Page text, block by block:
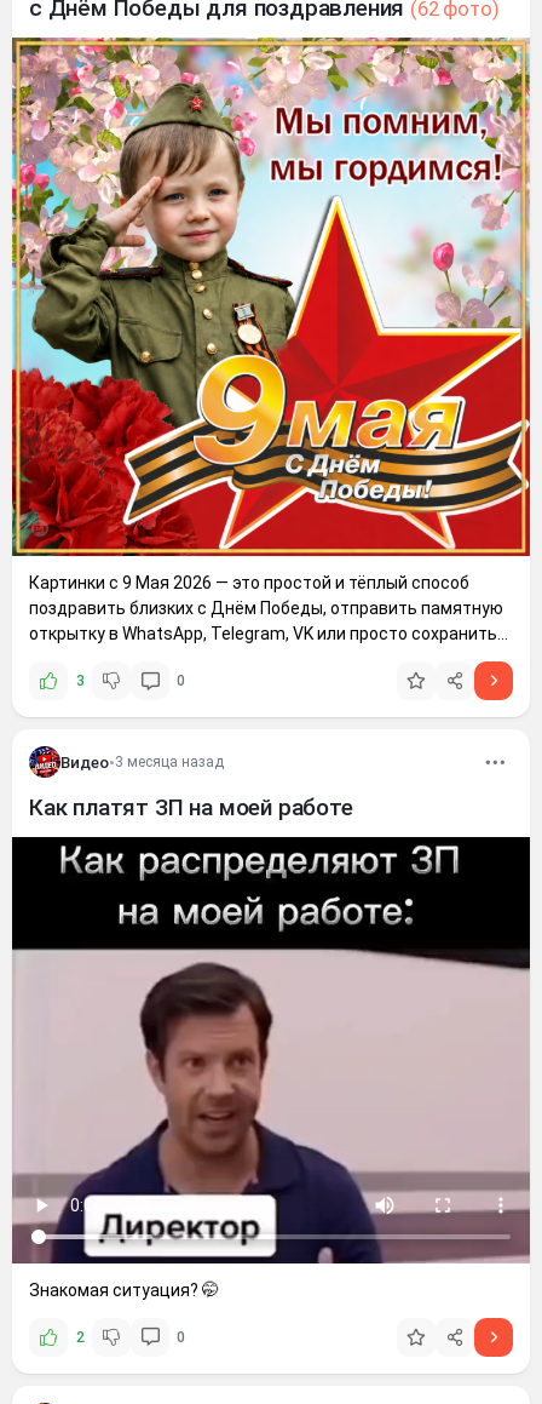
с Днём Победы для поздравления (62 фото)
Картинки с 9 Мая 2026 — это простой и тёплый способ
поздравить близких с Днём Победы, отправить памятную
открытку в WhatsApp, Telegram, VK или просто сохранить
открытки с поздравлениями, надписями, цветами, вечным
3 0
Видео•3 месяца назад
Как платят ЗП на моей работе
Знакомая ситуация? 🤭
2 0